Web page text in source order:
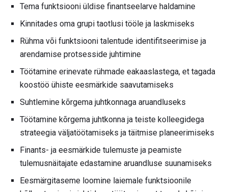
Tema funktsiooni üldise finantseelarve haldamine
Kinnitades oma grupi taotlusi tööle ja laskmiseks
Rühma või funktsiooni talentude identifitseerimise ja
arendamise protsesside juhtimine
Töötamine erinevate rühmade eakaaslastega, et tagada
koostöö ühiste eesmärkide saavutamiseks
Suhtlemine kõrgema juhtkonnaga aruandluseks
Töötamine kõrgema juhtkonna ja teiste kolleegidega
strateegia väljatöötamiseks ja täitmise planeerimiseks
Finants- ja eesmärkide tulemuste ja peamiste
tulemusnäitajate edastamine aruandluse suunamiseks
Eesmärgitaseme loomine laiemale funktsioonile